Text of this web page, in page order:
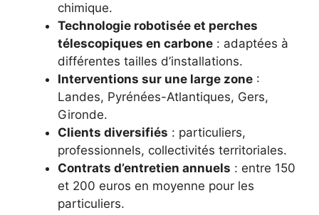
chimique.
Technologie robotisée et perches
télescopiques en carbone : adaptées à
différentes tailles d’installations.
Interventions sur une large zone :
Landes, Pyrénées-Atlantiques, Gers,
Gironde.
Clients diversifiés : particuliers,
professionnels, collectivités territoriales.
Contrats d’entretien annuels : entre 150
et 200 euros en moyenne pour les
particuliers.